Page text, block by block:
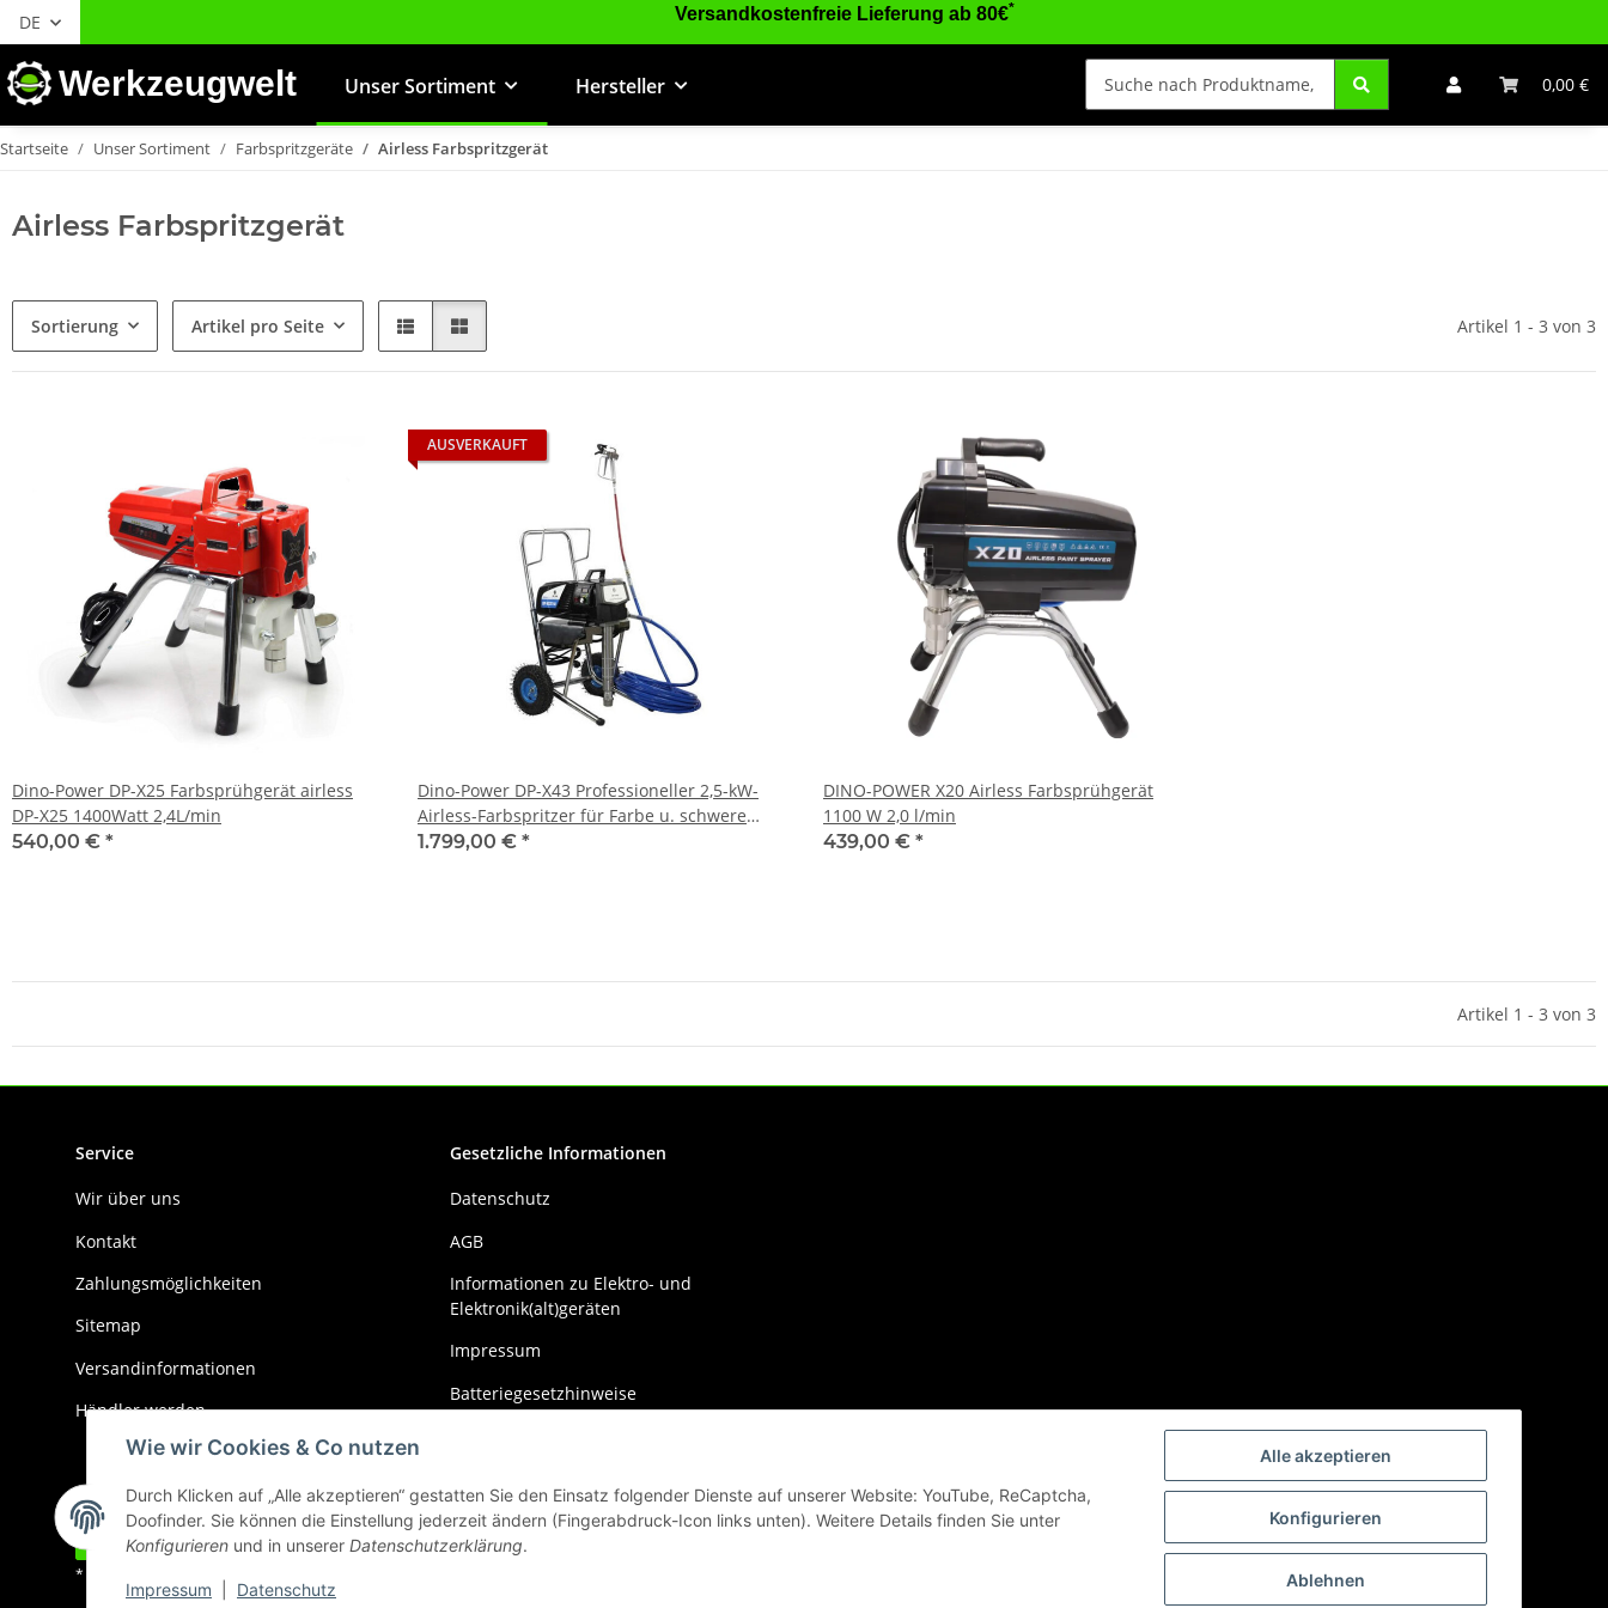
Alle akzeptieren
Konfigurieren
Ablehnen
Wie wir Cookies & Co nutzen
Durch Klicken auf „Alle akzeptieren“ gestatten Sie den Einsatz folgender Dienste auf unserer Website: YouTube, ReCaptcha,
Doofinder. Sie können die Einstellung jederzeit ändern (Fingerabdruck-Icon links unten). Weitere Details finden Sie unter
Konfigurieren und in unserer Datenschutzerklärung.
Impressum Datenschutz
Versandkostenfreie Lieferung ab 80€*
DE
Werkzeugwelt 0,00 €
Unser Sortiment Hersteller
Startseite Unser Sortiment Farbspritzgeräte Airless Farbspritzgerät
Airless Farbspritzgerät
Sortierung Artikel pro Seite Artikel 1 - 3 von 3
Dino-Power DP-X25 Farbsprühgerät airless
DP-X25 1400Watt 2,4L/min
540,00 € *
AUSVERKAUFT
Dino-Power DP-X43 Professioneller 2,5-kW-
Airless-Farbspritzer für Farbe u. schwere
Beschichtungen
1.799,00 € *
DINO-POWER X20 Airless Farbsprühgerät
1100 W 2,0 l/min
439,00 € *
Artikel 1 - 3 von 3
Service
Wir über uns
Kontakt
Zahlungsmöglichkeiten
Sitemap
Versandinformationen
Händler werden
Gesetzliche Informationen
Datenschutz
AGB
Informationen zu Elektro- und
Elektronik(alt)geräten
Impressum
Batteriegesetzhinweise
Vertrag widerrufen
* Alle Preise inkl. gesetzlicher USt., zzgl.